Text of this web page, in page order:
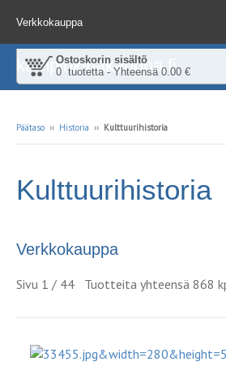
Verkkokauppa
Ostoskorin sisältö
0 tuotetta - Yhteensä 0.00 €
kampinkirjakauppa.fi
Päätaso ›› Historia ›› Kulttuurihistoria
Kulttuurihistoria
Verkkokauppa
Sivu 1 / 44 Tuotteita yhteensä 868